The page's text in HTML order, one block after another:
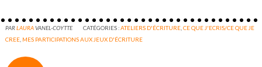
PARLAURAVANEL-COYTTE CATÉGORIES :ATELIERS D'ÉCRITURE ,CE QUE J'ECRIS/CE QUE JE
CREE MES PARTICIPATIONS AUX JEUX D'ÉCRITURE